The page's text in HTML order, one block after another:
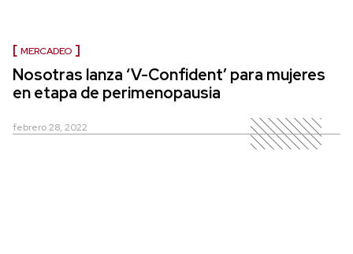
MERCADEO
Nosotras lanza ‘V-Confident’ para mujeres
en etapa de perimenopausia
febrero 28, 2022